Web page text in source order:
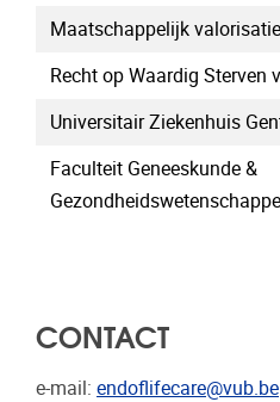
Maatschappelijk
Recht op Waardig Sterven
Universitair Ziekenhuis
Faculteit Geneeskunde &
CONTACT
e-mail: endoflifecare@vub.be